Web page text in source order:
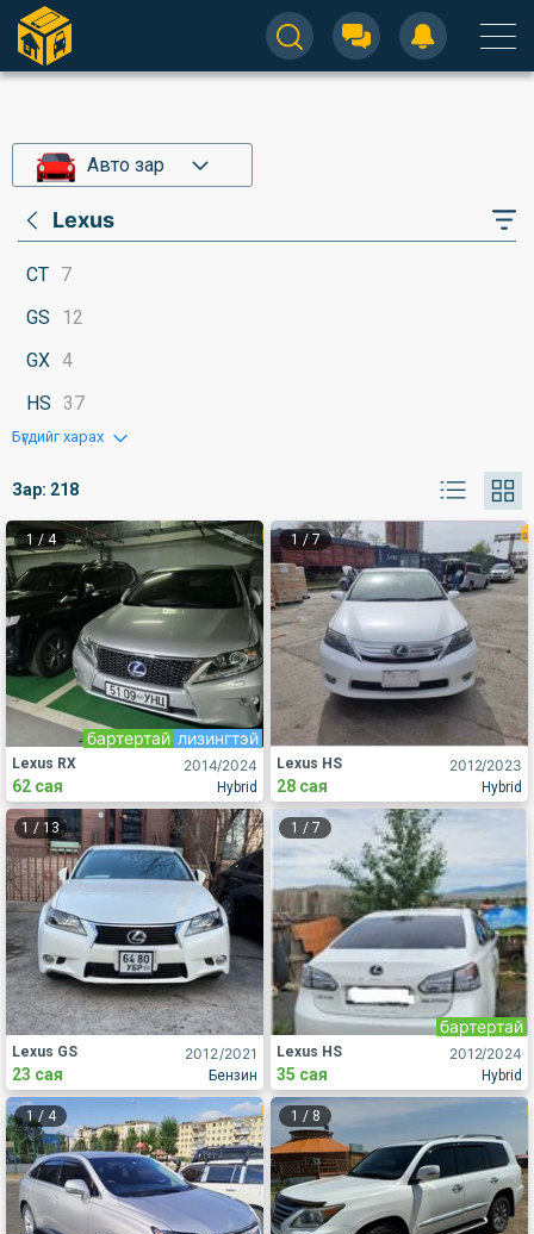
Авто зар
Lexus
CT 7
GS
12
GX 4
HS
37
Бүгдийг харах
Зар: 218
1 /4
2014/2024
Hybrid
лизингтэй
бартертай
Lexus RX
62 сая
1 /7
2012/2023
Hybrid
Lexus HS
28 сая
1 / 13
2012/2021
Бензин
Lexus GS
23 сая
1 / 7
2012/2024
Hybrid
бартертай
Lexus HS
35 сая
1/ 4 1 / 8